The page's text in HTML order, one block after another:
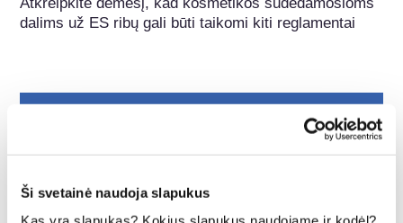
Ši svetainė naudoja slapukus
dalims už ES ribų gali būti taikomi kiti reglamentai
kosmetiką